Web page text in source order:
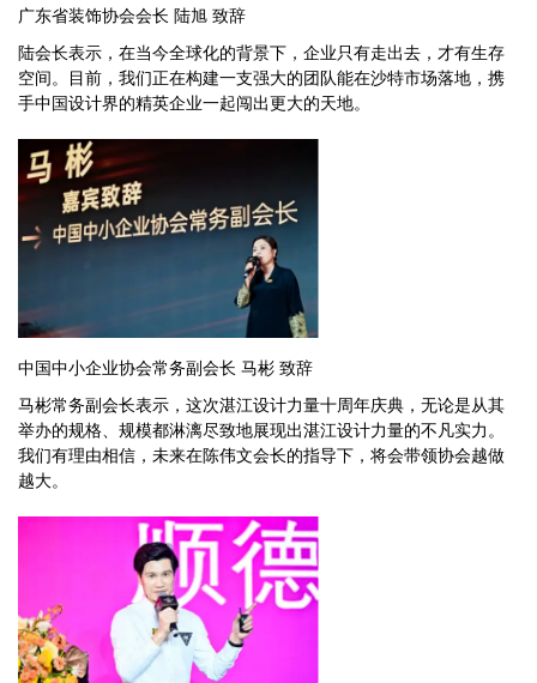
广东省装饰协会会长 陆旭 致辞
陆会长表示，在当今全球化的背景下，企业只有走出去，才有生存
空间。目前，我们正在构建一支强大的团队能在沙特市场落地，携
手中国设计界的精英企业一起闯出更大的天地。
中国中小企业协会常务副会长 马彬 致辞
马彬常务副会长表示，这次湛江设计力量十周年庆典，无论是从其
举办的规格、规模都淋漓尽致地展现出湛江设计力量的不凡实力。
我们有理由相信，未来在陈伟文会长的指导下，将会带领协会越做
越大。